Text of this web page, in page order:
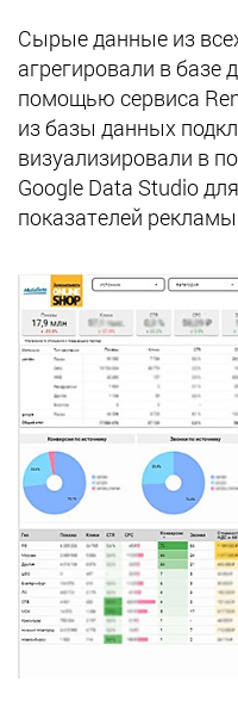
Сырые данные из
агрегировали в базе
помощью сервиса
из базы данных
визуализировали в
Google Data Studio
показателей